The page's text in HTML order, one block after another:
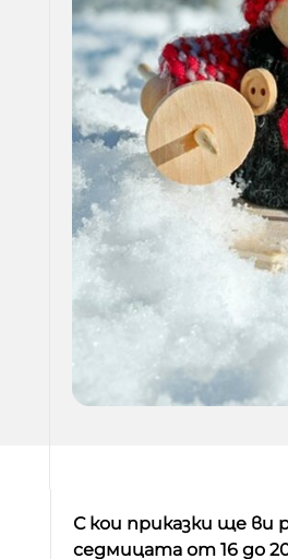
С кои приказки ще ви
седмицата от 16 до